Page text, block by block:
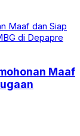
Maaf